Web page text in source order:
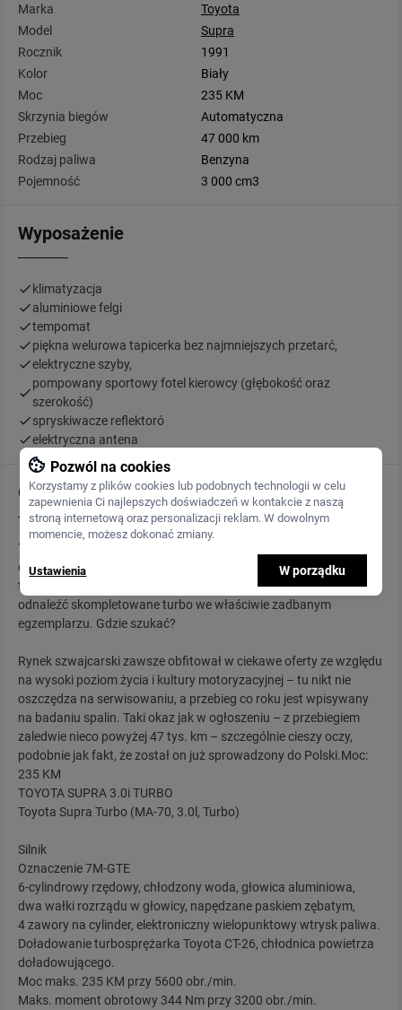
Marka
Toyota
Model
Supra
Rocznik
1991
Kolor
Biały
Moc
235 KM
Skrzynia biegów
Automatyczna
Przebieg
47 000 km
Rodzaj paliwa
Benzyna
Pojemność
3 000 cm3
Wyposażenie
klimatyzacja
aluminiowe felgi
tempomat
piękna welurowa tapicerka bez najmniejszych przetarć,
elektryczne szyby,
pompowany sportowy fotel kierowcy (głębokość oraz
szerokość)
spryskiwacze reflektoró
elektryczna antena
Opis
Toyota Supra może posiadać wszystkie fajne cechy, które
chcielibyśmy odnaleźć w sportowym samochodzie: tylny napęd,
turbosprężarkę, chowane reflektory . Największa trudność, by
odnaleźć skompletowane turbo we właściwie zadbanym
egzemplarzu. Gdzie szukać?
Rynek szwajcarski zawsze obfitował w ciekawe oferty ze względu
na wysoki poziom życia i kultury motoryzacyjnej – tu nikt nie
oszczędza na serwisowaniu, a przebieg co roku jest wpisywany
na badaniu spalin. Taki okaz jak w ogłoszeniu – z przebiegiem
zaledwie nieco powyżej 47 tys. km – szczególnie cieszy oczy,
podobnie jak fakt, że został on już sprowadzony do Polski.Moc:
235 KM
TOYOTA SUPRA 3.0i TURBO
Toyota Supra Turbo (MA-70, 3.0l, Turbo)
Silnik
Oznaczenie 7M-GTE
6-cylindrowy rzędowy, chłodzony woda, głowica aluminiowa,
dwa wałki rozrządu w głowicy, napędzane paskiem zębatym,
4 zawory na cylinder, elektroniczny wielopunktowy wtrysk paliwa.
Doładowanie turbosprężarka Toyota CT-26, chłodnica powietrza
doładowującego.
Moc maks. 235 KM przy 5600 obr./min.
Maks. moment obrotowy 344 Nm przy 3200 obr./min.
Pozwól na cookies
Korzystamy z plików cookies lub podobnych technologii w celu
zapewnienia Ci najlepszych doświadczeń w kontakcie z naszą
stroną internetową oraz personalizacji reklam. W dowolnym
momencie, możesz dokonać zmiany.
Ustawienia W porządku